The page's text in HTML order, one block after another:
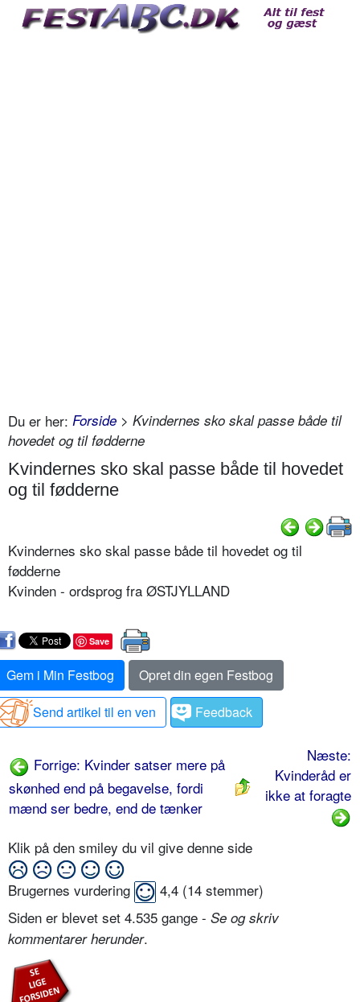
Du er her: Forside > Kvindernes sko skal passe både til
hovedet og til fødderne
Kvindernes sko skal passe både til hovedet
og til fødderne
Kvindernes sko skal passe både til hovedet og til
fødderne
Kvinden - ordsprog fra ØSTJYLLAND
Save
Gem i Min Festbog
Opret din egen Festbog
Send artikel til en ven
Feedback
Forrige: Kvinder satser mere på
skønhed end på begavelse, fordi
mænd ser bedre, end de tænker
Næste:
Kvinderåd er
ikke at foragte
Klik på den smiley du vil give denne side
Brugernes vurdering 4,4 (14 stemmer)
Siden er blevet set 4.535 gange - Se og skriv
kommentarer herunder.